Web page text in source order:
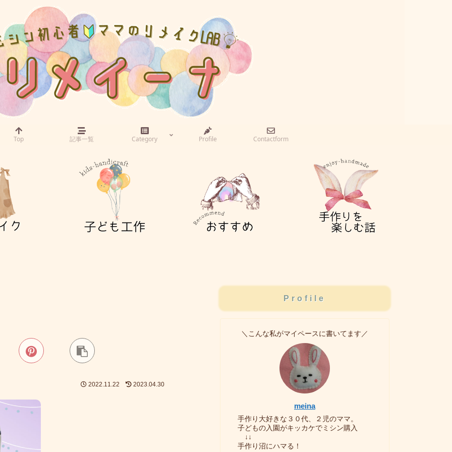
Top 記事一覧 Category Profile Contactform
2022.11.22 2023.04.30
Profile
＼こんな私がマイペースに書いてます／
meina
手作り大好きな３０代、２児のママ。
子どもの入園がキッカケでミシン購入
↓↓
手作り沼にハマる！